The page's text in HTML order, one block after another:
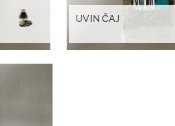
UVIN ČAJ